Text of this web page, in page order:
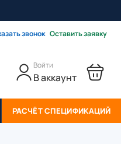
звонок Оставить заявку
Войти
В аккаунт
РАСЧЁТ СПЕЦИФИКАЦИЙ